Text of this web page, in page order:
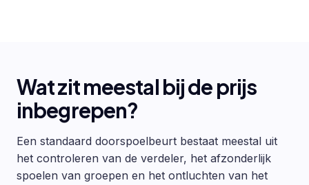
Wat zit meestal bij de prijs
inbegrepen?
Een standaard doorspoelbeurt bestaat meestal uit
het controleren van de verdeler, het afzonderlijk
spoelen van groepen en het ontluchten van het